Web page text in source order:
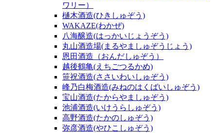
ワリー）
樋木酒造(ひきしゅぞう)
WAKAZE(わかぜ)
八海醸造(はっかいじょうぞう)
丸山酒造場(まるやましゅぞうじょう)
恩田酒造（おんだしゅぞう）
越後鶴亀(えちごつるかめ)
笹祝酒造(ささいわいしゅぞう)
峰乃白梅酒造(みねのはくばいしゅぞう)
宝山酒造(たからやましゅぞう)
池浦酒造(いけうらしゅぞう)
高野酒造(たかのしゅぞう)
弥彦酒造(やひこしゅぞう)